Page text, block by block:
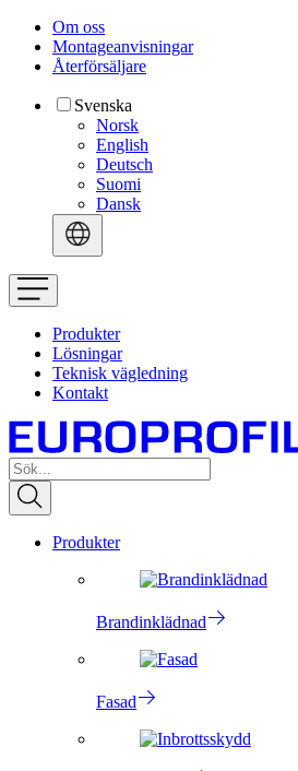
Om oss
Montageanvisningar
Återförsäljare
Svenska
Norsk
English
Deutsch
Suomi
Dansk
Produkter
Lösningar
Teknisk vägledning
Kontakt
Produkter
Brandinklädnad
Fasad